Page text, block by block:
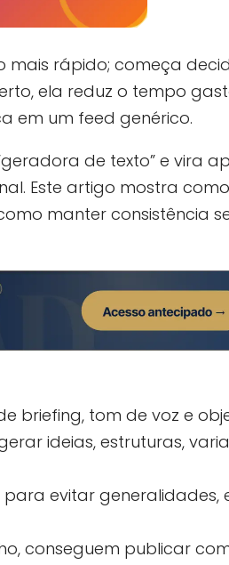
rápido; começa
ela reduz o tempo
em um feed genérico.
de texto” e vira
Este artigo mostra
manter consistência
briefing, tom de voz e
ideias, estruturas,
evitar generalidades,
conseguem publicar